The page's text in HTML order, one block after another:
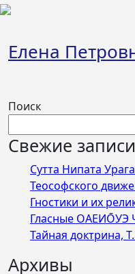
Перейти
Елена
Поиск
Свежие записи
Сутта Нипата
Теософского
Гностики и их
Гласные ОАЕИО̄УЭ
Тайная доктрина,
Архивы